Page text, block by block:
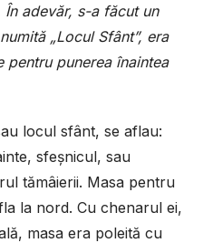
adevăr, s-a făcut un
„Locul Sfânt”, era
pentru punerea înaintea
locul sfânt, se aflau:
sfeșnicul, sau
tămâierii. Masa pentru
la nord. Cu chenarul ei,
masa era poleită cu